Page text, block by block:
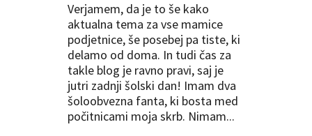
Verjamem, da je to še kako
aktualna tema za vse mamice
podjetnice, še posebej pa tiste, ki
delamo od doma. In tudi čas za
takle blog je ravno pravi, saj je
jutri zadnji šolski dan! Imam dva
šoloobvezna fanta, ki bosta med
počitnicami moja skrb. Nimam...